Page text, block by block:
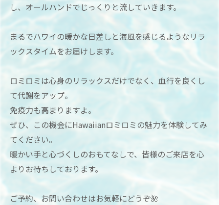
し、オールハンドでじっくりと流していきます。
まるでハワイの暖かな日差しと海風を感じるようなリラ
ックスタイムをお届けします。
ロミロミは心身のリラックスだけでなく、血行を良くし
て代謝をアップ。
免疫力も高まりますよ。
ぜひ、この機会にHawaiianロミロミの魅力を体験してみ
てください。
暖かい手と心づくしのおもてなしで、皆様のご来店を心
よりお待ちしております。
ご予約、お問い合わせはお気軽にどうぞ🌺